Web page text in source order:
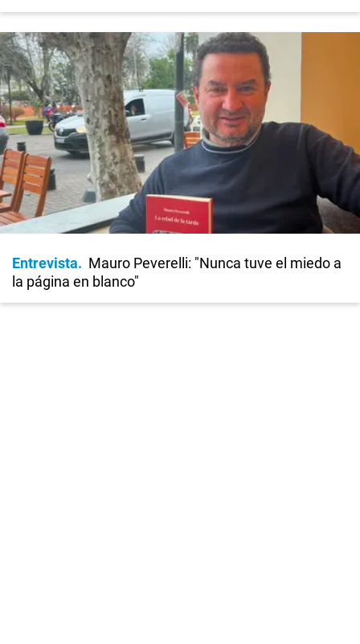
Entrevista
Mauro Peverelli: "Nunca tuve el miedo a
la página en blanco"